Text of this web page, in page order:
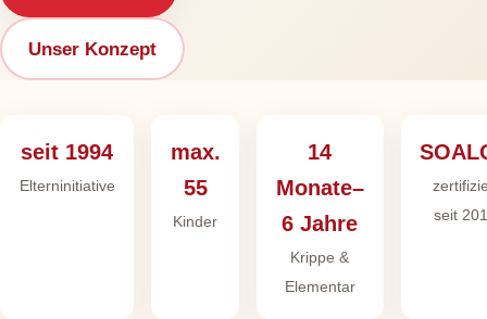
Unser Konzept
seit 1994
Elterninitiative
max.
55
Kinder
14
Monate–
6 Jahre
Krippe &
Elementar
seit